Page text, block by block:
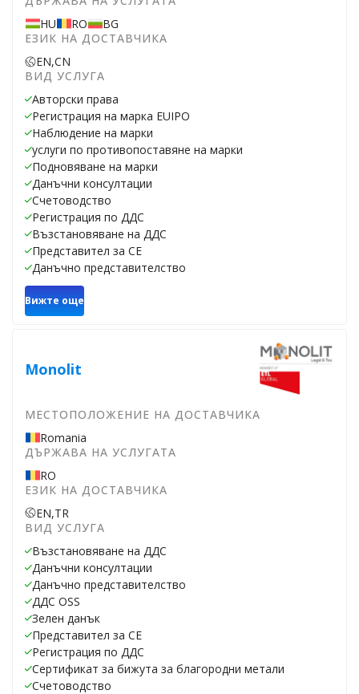
HU
RO
BG
ЕЗИК НА ДОСТАВЧИКА
EN,CN
ВИД УСЛУГА
Авторски права
Регистрация на марка EUIPO
Наблюдение на марки
услуги по противопоставяне на марки
Подновяване на марки
Данъчни консултации
Счетоводство
Регистрация по ДДС
Възстановяване на ДДС
Представител за CE
Данъчно представителство
Вижте още
Monolit
МЕСТОПОЛОЖЕНИЕ НА ДОСТАВЧИКА
Romania
ДЪРЖАВА НА УСЛУГАТА
RO
ЕЗИК НА ДОСТАВЧИКА
EN,TR
ВИД УСЛУГА
Възстановяване на ДДС
Данъчни консултации
Данъчно представителство
ДДС OSS
Зелен данък
Представител за CE
Регистрация по ДДС
Сертификат за бижута за благородни метали
Счетоводство